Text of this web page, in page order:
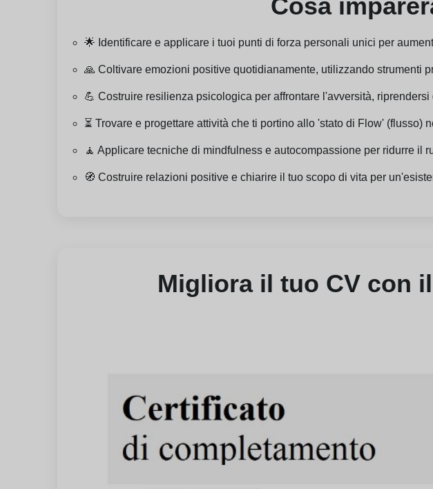
🌟 Identificare e applicare i tuoi punti di forza personali unici per
🙏 Coltivare emozioni positive quotidianamente, utilizzando strumenti
💪 Costruire resilienza psicologica per affrontare l'avversità,
⏳ Trovare e progettare attività che ti portino allo 'stato di Flow' (flusso)
🧘 Applicare tecniche di mindfulness e autocompassione per ridurre il
🧭 Costruire relazioni positive e chiarire il tuo scopo di vita per
Migliora il tuo CV con